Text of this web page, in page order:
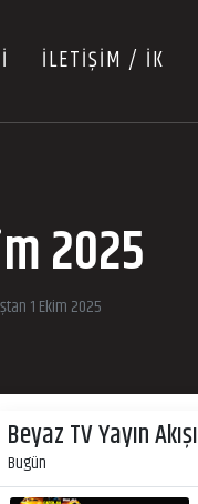
İLETİŞİM / İK
2025
1 Ekim 2025
Beyaz TV Yayın Akışı
Bugün